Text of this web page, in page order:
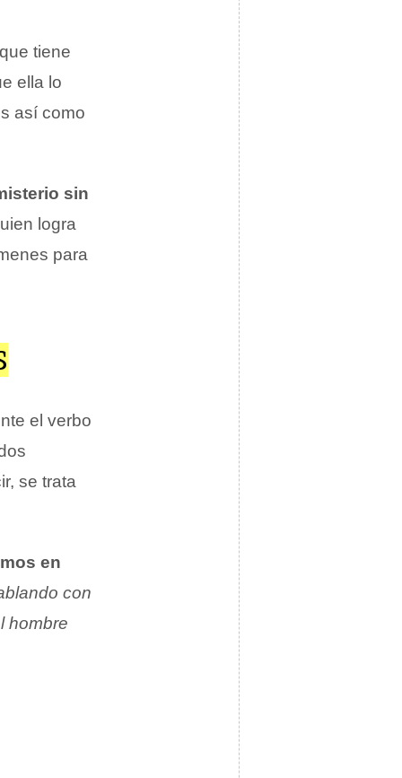
tiene
ella lo
así como
sin
logra
para
el verbo
se trata
en
con
hombre